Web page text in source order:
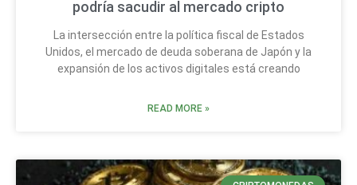
podría sacudir al mercado cripto
La intersección entre la política fiscal de Estados
Unidos, el mercado de deuda soberana de Japón y la
expansión de los activos digitales está creando
READ MORE »